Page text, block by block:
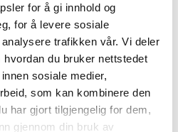
for å gi innhold og
for å levere sosiale
trafikken vår. Vi deler
du bruker nettstedet
sosiale medier,
som kan kombinere den
har gjort tilgjengelig for dem,
gjennom din bruk av
SV